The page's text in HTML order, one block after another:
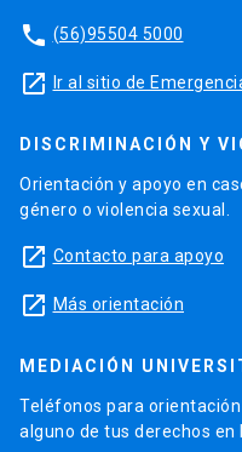
phone (56)95504 5000
launch Ir al sitio de
DISCRIMINACIÓN Y
Orientación y apoyo en
género o violencia sexual.
launch Contacto para apoyo
launch Más orientación
MEDIACIÓN
Teléfonos para
alguno de tus derechos en